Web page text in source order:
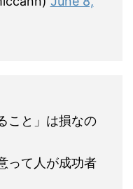
こと」は損なの
って人が成功者